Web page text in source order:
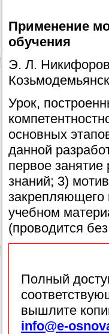
Применение
обучения
Э. Л.
Урок,
основных
данной
первое
знаний; 3)
учебном
(проводится
Полный
вышлите
info@e-